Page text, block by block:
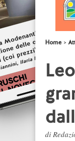
Home
di